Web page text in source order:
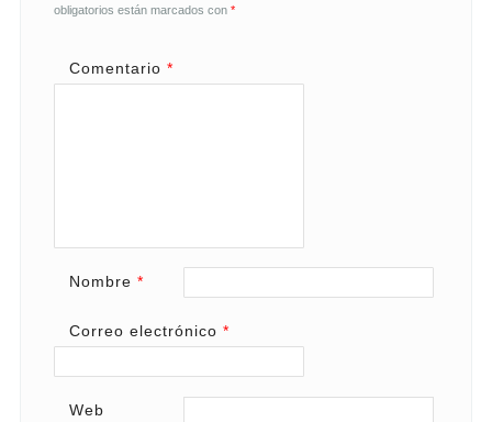
obligatorios están marcados con *
Comentario *
Nombre *
Correo electrónico *
Web